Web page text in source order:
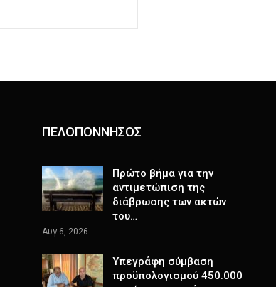
ΠΕΛΟΠΟΝΝΗΣΟΣ
Πρώτο βήμα για την
αντιμετώπιση της
διάβρωσης των ακτών
του…
Αυγ 6, 2026
Υπεγράφη σύμβαση
προϋπολογισμού 450.000